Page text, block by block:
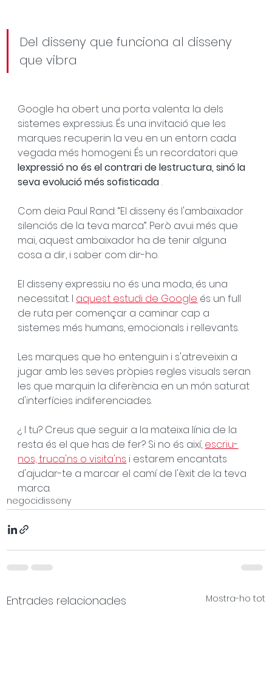
Del disseny que funciona al disseny
que vibra
Google ha obert una porta valenta: la dels
sistemes expressius. És una invitació que les
marques recuperin la veu en un entorn cada
vegada més homogeni. És un recordatori que
lexpressió no és el contrari de lestructura, sinó la
seva evolució més sofisticada .
Com deia Paul Rand: “El disseny és l'ambaixador
silenciós de la teva marca”. Però avui més que
mai, aquest ambaixador ha de tenir alguna
cosa a dir, i saber com dir-ho.
El disseny expressiu no és una moda, és una
necessitat. I aquest estudi de Google és un full
de ruta per començar a caminar cap a
sistemes més humans, emocionals i rellevants.
Les marques que ho entenguin i s'atreveixin a
jugar amb les seves pròpies regles visuals seran
les que marquin la diferència en un món saturat
d'interfícies indiferenciades.
¿ I tu? Creus que seguir a la mateixa línia de la
resta és el que has de fer? Si no és així, escriu-
nos, truca'ns o visita'ns i estarem encantats
d'ajudar-te a marcar el camí de l'èxit de la teva
marca.
negocidisseny
Entrades relacionades Mostra-ho tot